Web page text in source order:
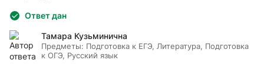
Ответ дан
Тамара Кузьминична
Предметы: Подготовка к ЕГЭ, Литература, Подготовка
к ОГЭ, Русский язык